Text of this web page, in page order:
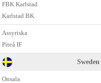
FBK Karlstad
Karlstad BK
Assyriska
Piteå IF
Onsala